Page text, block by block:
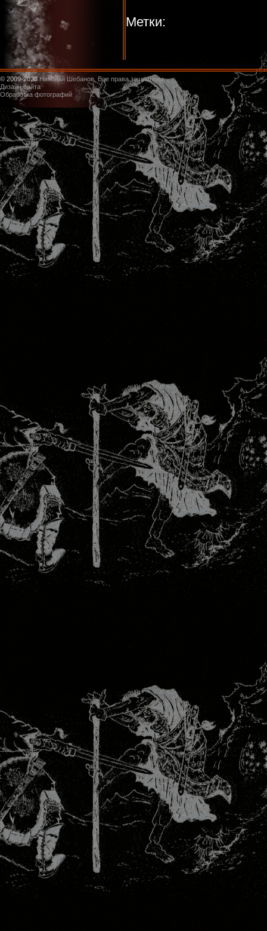
Метки:
© 2009-2023Николай Шебанов. Все права защищены
Дизайн сайта
Обработка фотографий